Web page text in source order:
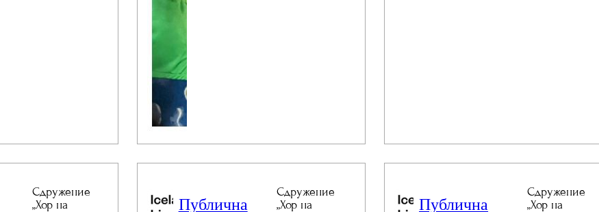
Сдружение
„Хор на
Публична
Сдружение
„Хор на
Публична
Сдружение
„Хор на